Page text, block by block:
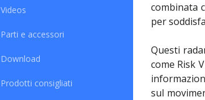
Videos
Parti e accessori
Download
Prodotti consigliati
combinata
per
Questi
come Risk
sul